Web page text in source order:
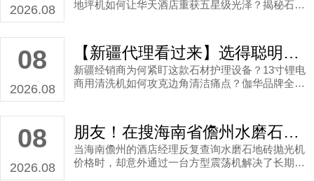
2026.08
地坪机如何让华天酒店重获五星级光泽？揭秘石材
08
2026.08
【新疆代理看过来】选得聪明？卖得明白！伽华品牌石材清洗机让渠道利润不再“震荡”
新疆经销商为何紧盯这款石材护理设备？13寸锂电
商用清洗机如何攻克边角清洁痛点？伽华品牌全球
08
2026.08
朋友！在搜海南省儋州水磨石地砖抛光机价钱？进来看看这个故事！
当海南儋州的酒店经理反复查询水磨石地砖抛光机
价格时，却意外通过一台方型震荡机解决了长期困